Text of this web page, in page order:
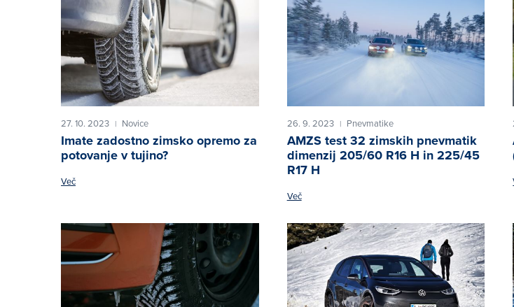
27. 10. 2023 | Novice
Imate zadostno zimsko opremo za
potovanje v tujino?
Več
26. 9. 2023 | Pnevmatike
AMZS test 32 zimskih pnevmatik
dimenzij 205/60 R16 H in 225/45
R17 H
Več